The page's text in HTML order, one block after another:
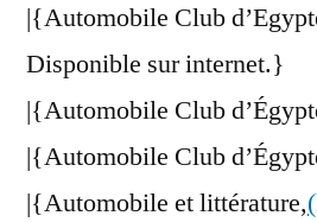
|{Automobile Club
Disponible sur internet.}
|{Automobile Club
|{Automobile Club
|{Automobile et littérature,